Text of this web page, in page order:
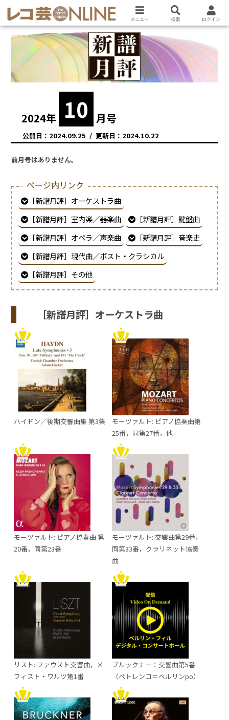
2024年 10 月号
2024.09.25 2024.10.22
前月号はありません。
ページ内リンク
［新譜月評］オーケストラ曲
［新譜月評］室内楽／器楽曲
［新譜月評］鍵盤曲
［新譜月評］オペラ／声楽曲
［新譜月評］音楽史
［新譜月評］現代曲／ポスト・クラシカル
［新譜月評］その他
［新譜月評］オーケストラ曲
ハイドン／後期交響曲集 第3集
モーツァルト: ピアノ協奏曲第
25番，同第27番，他
モーツァルト: ピアノ協奏曲 第
20番，同第23番
モーツァルト: 交響曲第29番，
同第33番，クラリネット協奏
曲
リスト: ファウスト交響曲，メ
フィスト・ワルツ第1番
ブルックナー：交響曲第5番
（ペトレンコ＝ベルリンpo）
メニュー 検索 ログイン